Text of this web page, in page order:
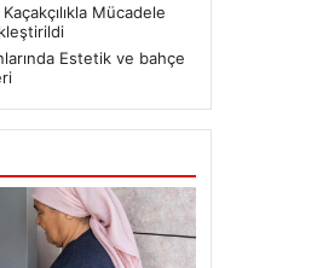
Mücadele
Estetik ve bahçe